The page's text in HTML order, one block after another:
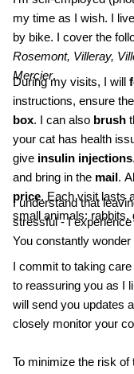
my time as I wish. I
by bike. I cover the
Rosemont, Villeray,
Mercier.
During my visits, I will
instructions, ensure
box. I can also brush
your cat has health
give insulin injections.
and bring in the mail .
price. Each visit lasts
small animals: rabbits,
I understand that
stressful - I
You constantly
I commit to taking
to reassuring you as I
will send you updates
closely monitor your
To minimize the risk of